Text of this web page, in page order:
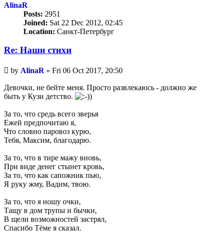
AlinaR
Posts: 2951
Joined: Sat 22 Dec 2012, 02:45
Location: Санкт-Петербург
Re: Наши стихи
Unread
post
by AlinaR » Fri 06 Oct 2017, 20:50
Девочки, не бейте меня. Просто развлекаюсь - должно же
быть у Кузи детство.
За то, что средь всего зверья
Ежей предпочитаю я,
Что словно паровоз курю,
Тебя, Максим, благодарю.
За то, что в тире мажу вновь,
При виде денег стынет кровь,
За то, что как сапожник пью,
Я руку жму, Вадим, твою.
За то, что я ношу очки,
Тащу в дом трупы и бычки,
В щели возможностей застрял,
Спасибо Тёме я сказал.